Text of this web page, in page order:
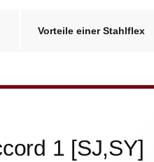
Vorteile einer Stahlflex
1 [SJ,SY]